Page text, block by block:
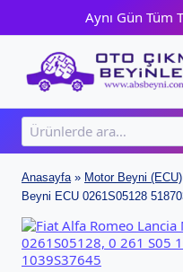
content
Aynı Gün Tüm
Ara:
Anasayfa» Motor Beyni (ECU)
Beyni ECU 0261S05128